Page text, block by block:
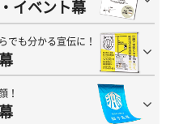
イベント幕
でも分かる宣伝に！
！